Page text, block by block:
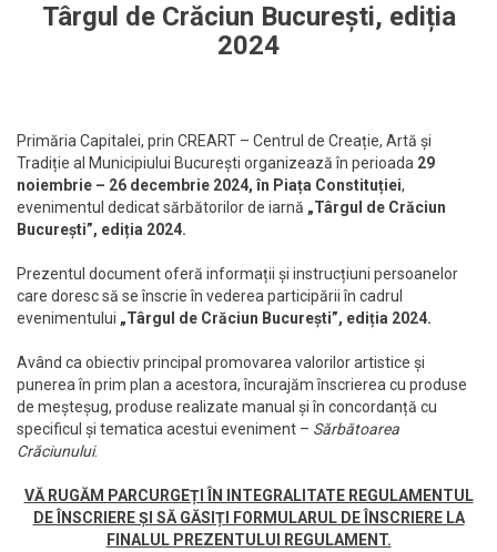
Târgul de Crăciun București, ediția
2024
Primăria Capitalei, prin CREART – Centrul de Creație, Artă și
Tradiție al Municipiului București organizează în perioada 29
noiembrie – 26 decembrie 2024, în Piața Constituției,
evenimentul dedicat sărbătorilor de iarnă „Târgul de Crăciun
București”, ediția 2024.
Prezentul document oferă informații și instrucțiuni persoanelor
care doresc să se înscrie în vederea participării în cadrul
evenimentului „Târgul de Crăciun București”, ediția 2024.
Având ca obiectiv principal promovarea valorilor artistice și
punerea în prim plan a acestora, încurajăm înscrierea cu produse
de meșteșug, produse realizate manual și în concordanță cu
specificul și tematica acestui eveniment – Sărbătoarea
Crăciunului.
VĂ RUGĂM PARCURGEȚI ÎN INTEGRALITATE REGULAMENTUL
DE ÎNSCRIERE ȘI SĂ GĂSIȚI FORMULARUL DE ÎNSCRIERE LA
FINALUL PREZENTULUI REGULAMENT.